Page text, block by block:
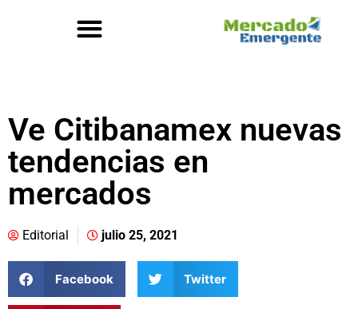
Ve Citibanamex nuevas
tendencias en
mercados
Editorial julio 25, 2021
Facebook Twitter